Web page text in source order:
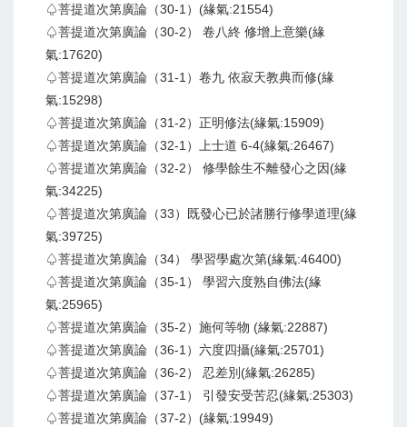
♤菩提道次第廣論（30-1）(緣氣:21554)
♤菩提道次第廣論（30-2） 卷八終 修增上意樂(緣
氣:17620)
♤菩提道次第廣論（31-1）卷九 依寂天教典而修(緣
氣:15298)
♤菩提道次第廣論（31-2）正明修法(緣氣:15909)
♤菩提道次第廣論（32-1）上士道 6-4(緣氣:26467)
♤菩提道次第廣論（32-2） 修學餘生不離發心之因(緣
氣:34225)
♤菩提道次第廣論（33）既發心已於諸勝行修學道理(緣
氣:39725)
♤菩提道次第廣論（34） 學習學處次第(緣氣:46400)
♤菩提道次第廣論（35-1） 學習六度熟自佛法(緣
氣:25965)
♤菩提道次第廣論（35-2）施何等物 (緣氣:22887)
♤菩提道次第廣論（36-1）六度四攝(緣氣:25701)
♤菩提道次第廣論（36-2） 忍差別(緣氣:26285)
♤菩提道次第廣論（37-1） 引發安受苦忍(緣氣:25303)
♤菩提道次第廣論（37-2）(緣氣:19949)